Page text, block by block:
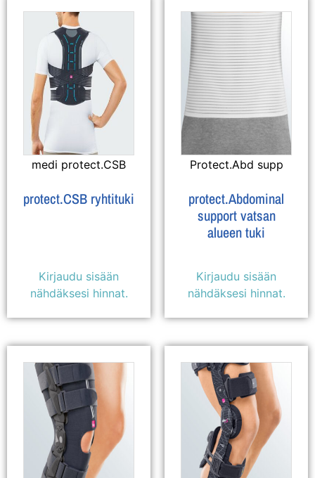
medi protect.CSB
protect.CSB ryhtituki
Kirjaudu sisään
nähdäksesi hinnat.
Protect.Abd supp
protect.Abdominal
support vatsan
alueen tuki
Kirjaudu sisään
nähdäksesi hinnat.